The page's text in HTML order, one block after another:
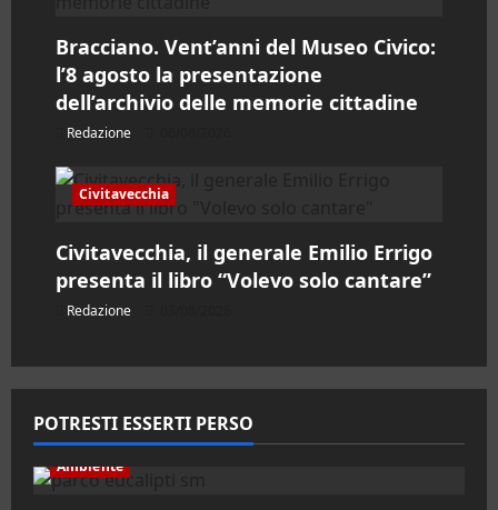
o
l
o
Bracciano. Vent’anni del Museo Civico:
l’8 agosto la presentazione
dell’archivio delle memorie cittadine
Redazione
Civitavecchia
Civitavecchia, il generale Emilio Errigo
presenta il libro “Volevo solo cantare”
Redazione
POTRESTI ESSERTI PERSO
Ambiente